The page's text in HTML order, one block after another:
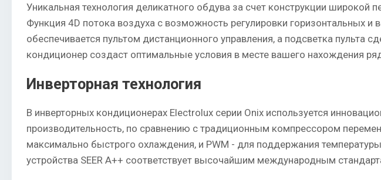
Уникальная технология деликатного обдува за счет конструкции
Функция 4D потока воздуха с возможность регулировки горизонтальных
обеспечивается пультом дистанционного управления, а подсветка
кондиционер создаст оптимальные условия в месте вашего нахождения
Инверторная технология
В инверторных кондиционерах Electrolux серии Onix используется
производительность, по сравнению с традиционным компрессором
максимально быстрого охлаждения, и PWM - для поддержания
устройства SEER А++ соответствует высочайшим международным